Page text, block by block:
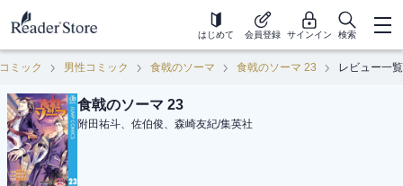
はじめて 会員登録 サインイン 検索
コミック 男性コミック 食戟のソーマ 食戟のソーマ 23 レビュー一覧
食戟のソーマ 23
附田祐斗、佐伯俊、森崎友紀/集英社